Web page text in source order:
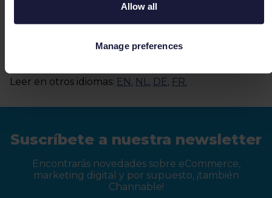
Allow all
Manage preferences
Leer en otros idiomas: EN, NL, DE, FR.
Suscríbete a nuestra newsletter
Encontrarás novedades sobre eCommerce,
marketing digital y por supuesto, ¡también
Channable!